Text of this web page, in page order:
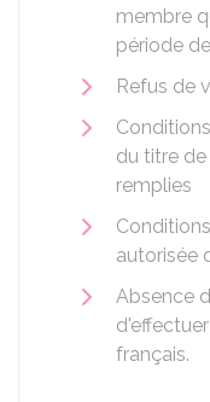
membre
période
Refus de
du titre
remplies
autorisée
Absence
français.